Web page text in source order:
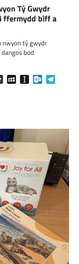
Tŷ Gwydr
ffermydd bîff a
nwyon tŷ gwydr
bod
DiasporaMySpaceInstapaper